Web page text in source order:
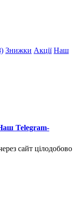
Знижки Акції Наш
Telegram-
сайт цілодобово